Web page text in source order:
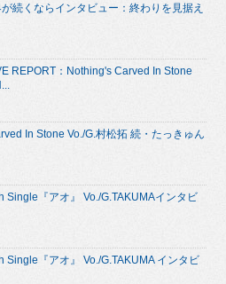
続くならインタビュー：終わりを見据え
REPORT：Nothing's Carved In Stone
In Stone Vo./G.村松拓 続・たっきゅん
Single『アオ』 Vo./G.TAKUMAインタビ
Single『アオ』 Vo./G.TAKUMA インタビ